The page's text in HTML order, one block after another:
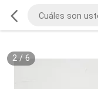
2/ 6